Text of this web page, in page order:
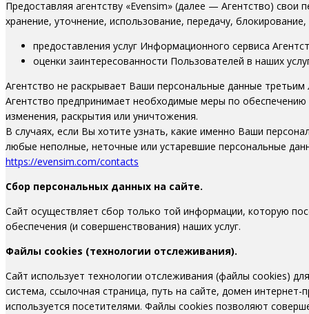
Предоставляя агентству «Evensim» (далее — Агентство)
хранение, уточнение, использование, передачу,
предоставления услуг Информационного сервиса
оценки заинтересованности Пользователей в наших
Агентство не раскрывает Ваши персональные данные третьим
Агентство предпринимает необходимые меры по
изменения, раскрытия или уничтожения.
В случаях, если Вы хотите узнать, какие именно Ваши
любые неполные, неточные или устаревшие персональные
https://evensim.com/contacts
Сбор персональных данных на сайте.
Сайт осуществляет сбор только той информации, которую
обеспечения (и совершенствования) наших услуг.
Файлы cookies (технологии отслеживания).
Сайт использует технологии отслеживания (файлы cookies)
система, ссылочная страница, путь на сайте, домен
используется посетителями. Файлы cookies позволяют